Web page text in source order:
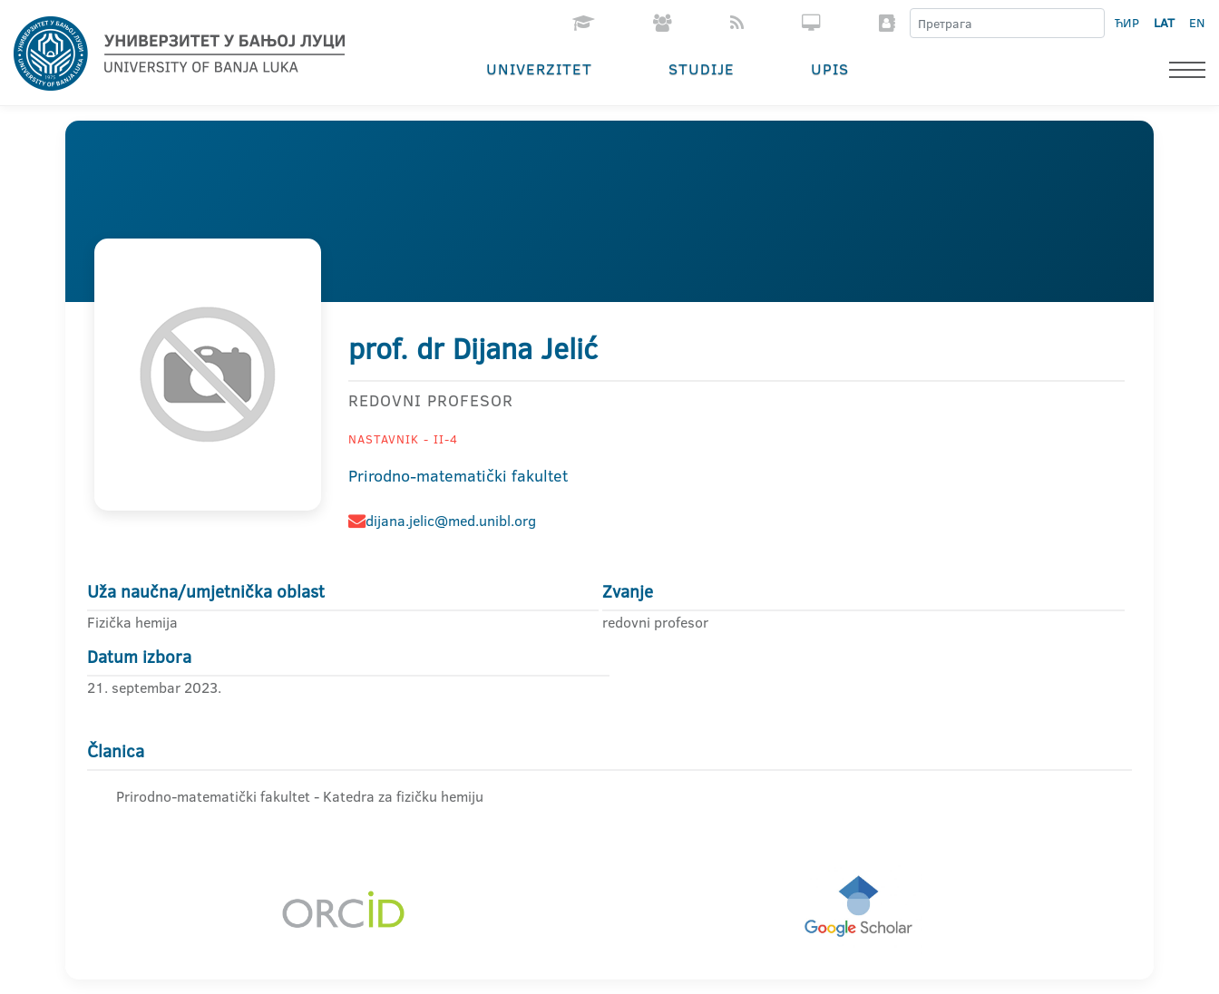
ЋИР LAT EN
UNIVERZITET STUDIJE UPIS
prof. dr Dijana Jelić
REDOVNI PROFESOR
NASTAVNIK - II-4
Prirodno-matematički fakultet
dijana.jelic@med.unibl.org
Uža naučna/umjetnička oblast
Fizička hemija
Zvanje
redovni profesor
Datum izbora
21. septembar 2023.
Članica
Prirodno-matematički fakultet - Katedra za fizičku hemiju